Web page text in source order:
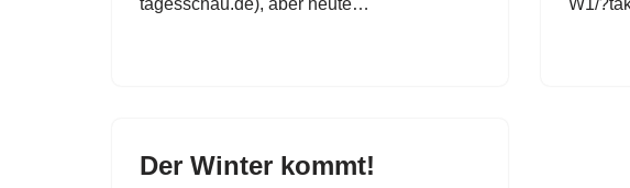
tagesschau.de), aber heute…
W1/
Der Winter kommt!